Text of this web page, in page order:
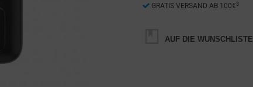
GRATIS VERSAND AB 100€ 3
AUF DIE WUNSCHLISTE